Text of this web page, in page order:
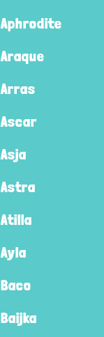
Aphrodite
Araque
Arras
Ascar
Asja
Astra
Atilla
Ayla
Baco
Baijka